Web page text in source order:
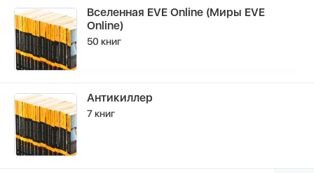
Вселенная EVE Online (Миры EVE
Online)
50 книг
Антикиллер
7 книг